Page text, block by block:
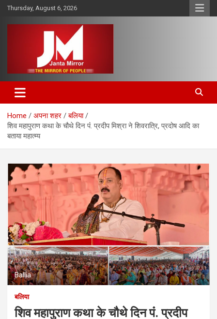
Skip
content
Thursday, August 6, 2026
Janta Mirror
Home अपना शहर
बलिया
शिव महापुराण कथा के चौथे दिन पंं. प्रदीप मिश्रा ने शिवरात्रि, प्रदोष आदि का
बताया महात्म्य
Ballia
बलिया
शिव महापुराण कथा के चौथे दिन पंं. प्रदीप